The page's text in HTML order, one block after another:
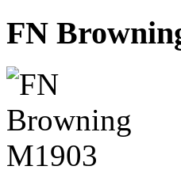
FN